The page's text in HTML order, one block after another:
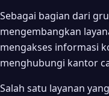
FAQ Seputar Cara
Apakah cek
Apakah bisa cek
Apa yang
Sebagai bagian dari
mengembangkan
mengakses informasi
menghubungi kantor
Salah satu layanan